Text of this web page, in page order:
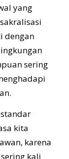
yang
dengan
sering
kita
karena
kali